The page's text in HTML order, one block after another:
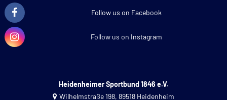
Follow us on Facebook
Follow us on Instagram
Heidenheimer Sportbund 1846 e.V.
Wilhelmstraße 198, 89518 Heidenheim